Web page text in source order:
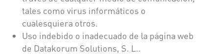
tales como virus informáticos o
cualesquiera otros.
Uso indebido o inadecuado de la página web
de Datakorum Solutions, S. L..